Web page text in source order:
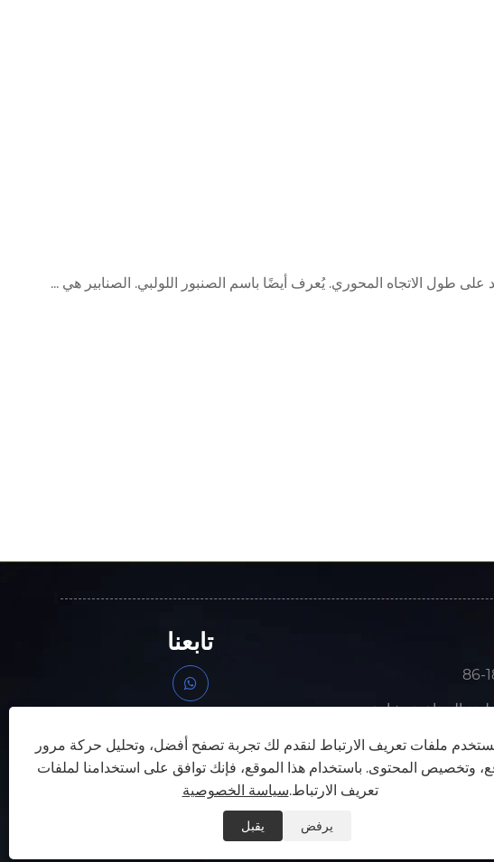
على طول الاتجاه المحوري. يُعرف أيضًا باسم الصنبور اللولبي. الصنابير هي ...
الصناعية، شارع
مقاطعة تشجيانغ،
تابعنا
XML
| سياسة الخصوصية
ملفات تعريف الارتباط لنقدم لك تجربة تصفح أفضل، وتحليل حركة مرور
وتخصيص المحتوى. باستخدام هذا الموقع، فإنك توافق على استخدامنا لملفات
تعريف الارتباط.سياسة الخصوصية
يرفض يقبل